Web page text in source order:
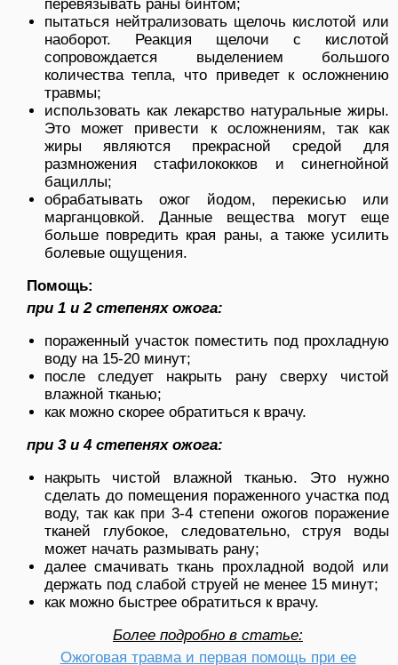
перевязывать раны бинтом;
пытаться нейтрализовать щелочь кислотой или
наоборот. Реакция щелочи с кислотой
сопровождается выделением большого
количества тепла, что приведет к осложнению
травмы;
использовать как лекарство натуральные жиры.
Это может привести к осложнениям, так как
жиры являются прекрасной средой для
размножения стафилококков и синегнойной
бациллы;
обрабатывать ожог йодом, перекисью или
марганцовкой. Данные вещества могут еще
больше повредить края раны, а также усилить
болевые ощущения.
Помощь:
при 1 и 2 степенях ожога:
пораженный участок поместить под прохладную
воду на 15-20 минут;
после следует накрыть рану сверху чистой
влажной тканью;
как можно скорее обратиться к врачу.
при 3 и 4 степенях ожога:
накрыть чистой влажной тканью. Это нужно
сделать до помещения пораженного участка под
воду, так как при 3-4 степени ожогов поражение
тканей глубокое, следовательно, струя воды
может начать размывать рану;
далее смачивать ткань прохладной водой или
держать под слабой струей не менее 15 минут;
как можно быстрее обратиться к врачу.
Более подробно в статье:
Ожоговая травма и первая помощь при ее